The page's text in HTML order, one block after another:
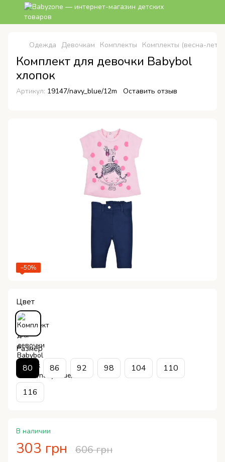
Одежда Девочкам Комплекты Комплекты (весна-лето)
Комплект для девочки Babybol
хлопок
Артикул: 19147/navy_blue/12m Оставить отзыв
−50%
Цвет
Размер
80 86 92 98 104 110
116
В наличии
303 грн 606 грн